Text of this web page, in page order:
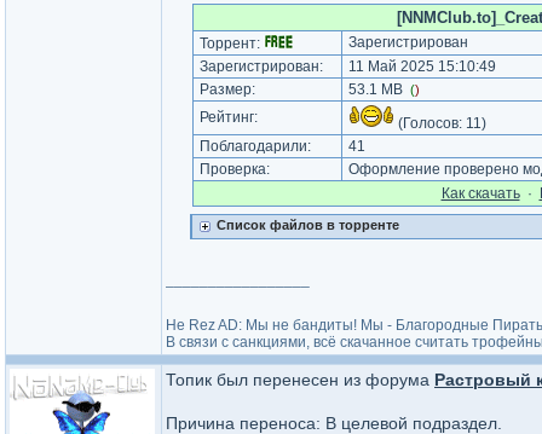
Торрент:
Зарегистрирован
Зарегистрирован:
11 Май 2025 15:10:49
Размер:
53.1 MB ()
Рейтинг: (Голосов: 11)
Поблагодарили:
41
Проверка:
Оформление проверено
Как cкачать·
Список файлов в торренте
He Rez AD: Мы не бандиты! Мы - Благородные
В связи с санкциями, всё скачанное считать
Топик был перенесен из форума Растровый
Причина переноса: В целевой подраздел.